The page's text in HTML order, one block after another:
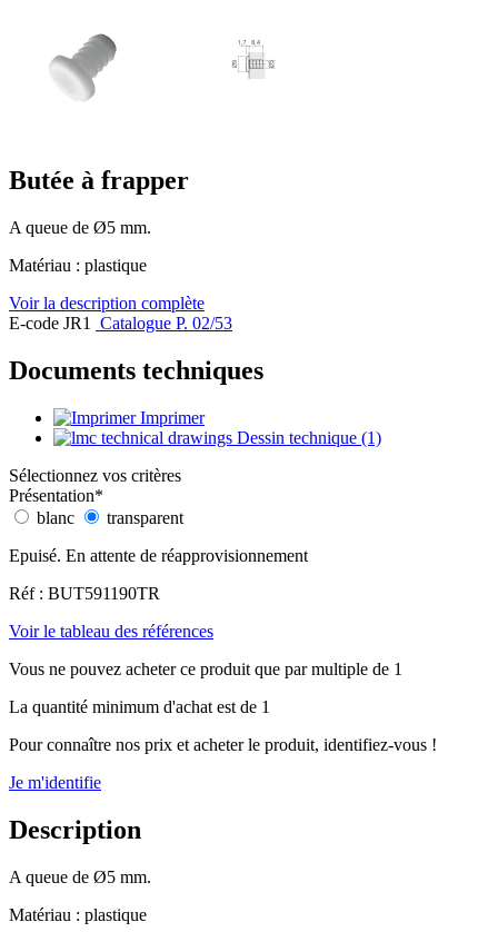
Butée à frapper
A queue de Ø5 mm.
Matériau : plastique
Voir la description complète
E-code JR1
Catalogue P. 02/53
Documents techniques
Imprimer
Dessin technique (1)
Sélectionnez vos critères
Présentation*
blanc
transparent
Epuisé. En attente de réapprovisionnement
Réf : BUT591190TR
Voir le tableau des références
Vous ne pouvez acheter ce produit que par multiple de 1
La quantité minimum d'achat est de 1
Pour connaître nos prix et acheter le produit, identifiez-vous !
Je m'identifie
Description
A queue de Ø5 mm.
Matériau : plastique